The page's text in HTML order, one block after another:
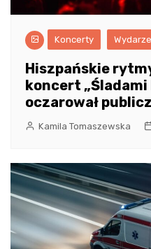
Koncerty
Hiszpańskie
koncert „Śladami
oczarował
Kamila Tomaszewska